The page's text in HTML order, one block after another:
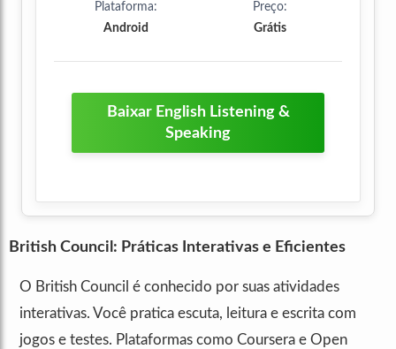
Plataforma:
Android
Preço:
Grátis
Baixar English Listening &
Speaking
British Council: Práticas Interativas e Eficientes
O British Council é conhecido por suas atividades
interativas. Você pratica escuta, leitura e escrita com
jogos e testes. Plataformas como Coursera e Open